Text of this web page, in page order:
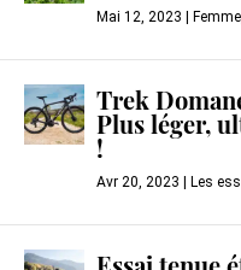
Mai 12, 2023 | Femme
Trek
Plus léger,
!
Avr 20, 2023 | Les